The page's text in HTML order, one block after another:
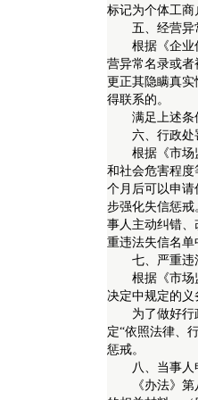
标记为个体工
五、经营异
根据《企业信
营异常名录或
更正其隐瞒真
得联系的。
满足上述条件
六、行政处
根据《市场监
和社会危害程
个月后可以申
步强化失信惩
事人主动纠错
重违法失信名单
七、严重违
根据《市场监
决定中规定的
为了做好行政
定“依照法律、
惩戒。
八、当事
《办法》第八